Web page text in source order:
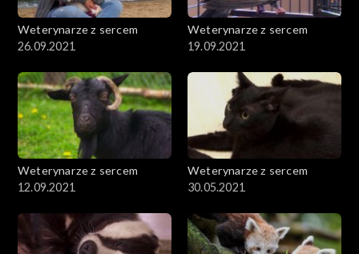
Weterynarze z sercem
26.09.2021
Weterynarze z sercem
19.09.2021
Weterynarze z sercem
12.09.2021
Weterynarze z sercem
30.05.2021